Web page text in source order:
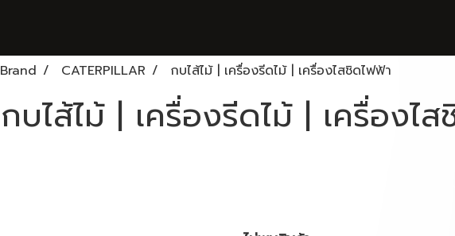
Brand CATERPILLAR กบไส้ไม้ | เครื่องรีดไม้ | เครื่องไสชิดไฟฟ้า
กบไส้ไม้ | เครื่องรีดไม้ | เครื่องไ